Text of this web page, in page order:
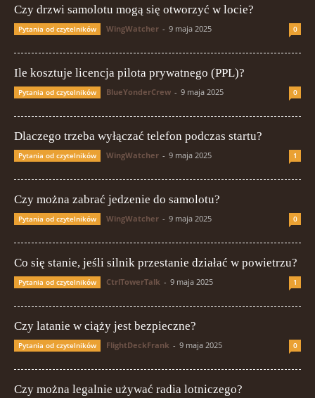
Czy drzwi samolotu mogą się otworzyć w locie?
Pytania od czytelników WingWatcher - 9 maja 2025 0
Ile kosztuje licencja pilota prywatnego (PPL)?
Pytania od czytelników BlueYonderCrew - 9 maja 2025 0
Dlaczego trzeba wyłączać telefon podczas startu?
Pytania od czytelników WingWatcher - 9 maja 2025 1
Czy można zabrać jedzenie do samolotu?
Pytania od czytelników WingWatcher - 9 maja 2025 0
Co się stanie, jeśli silnik przestanie działać w powietrzu?
Pytania od czytelników CtrlTowerTalk - 9 maja 2025 1
Czy latanie w ciąży jest bezpieczne?
Pytania od czytelników FlightDeckFrank - 9 maja 2025 0
Czy można legalnie używać radia lotniczego?